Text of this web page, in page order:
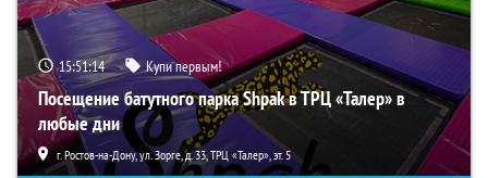
15:51:13 Купи первым!
Посещение батутного парка Shpak в ТРЦ «Талер» в
любые дни
г. Ростов-на-Дону, ул. Зорге, д. 33, ТРЦ «Талер», эт. 5